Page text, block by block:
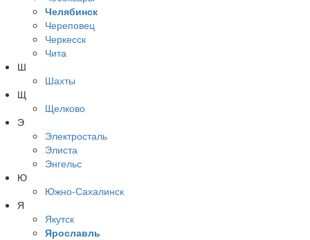
Челябинск
Череповец
Черкесск
Чита
Ш
Шахты
Щ
Щелково
Э
Электросталь
Элиста
Энгельс
Ю
Южно-Сахалинск
Я
Якутск
Ярославль